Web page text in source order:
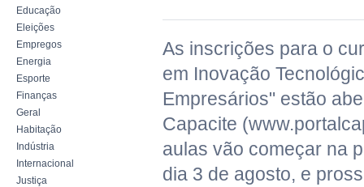
Educação
Eleições
Empregos
Energia
Esporte
Finanças
Geral
Habitação
Indústria
Internacional
Justiça
As inscrições para o
em Inovação
Empresários" estão
Capacite
aulas vão começar na
dia 3 de agosto, e